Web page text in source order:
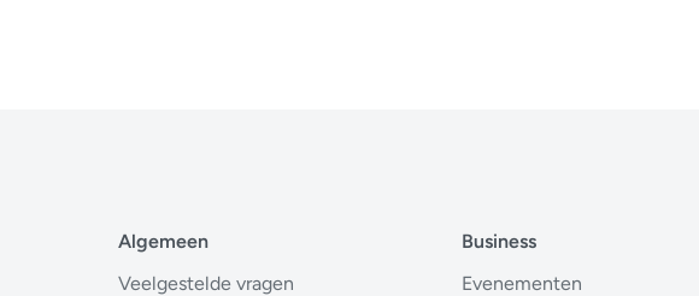
Algemeen
Veelgestelde vragen
Business
Evenementen